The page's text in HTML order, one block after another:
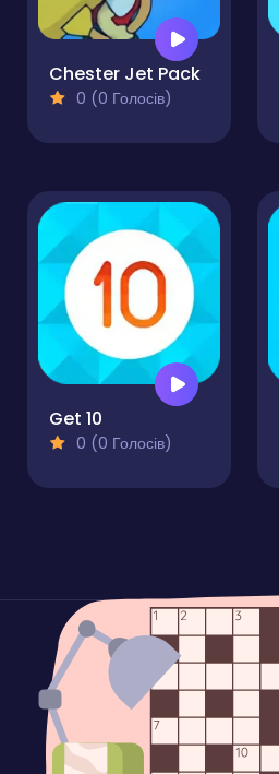
Chester Jet Pack
0 (0 Голосів)
Get 10
0 (0 Голосів)